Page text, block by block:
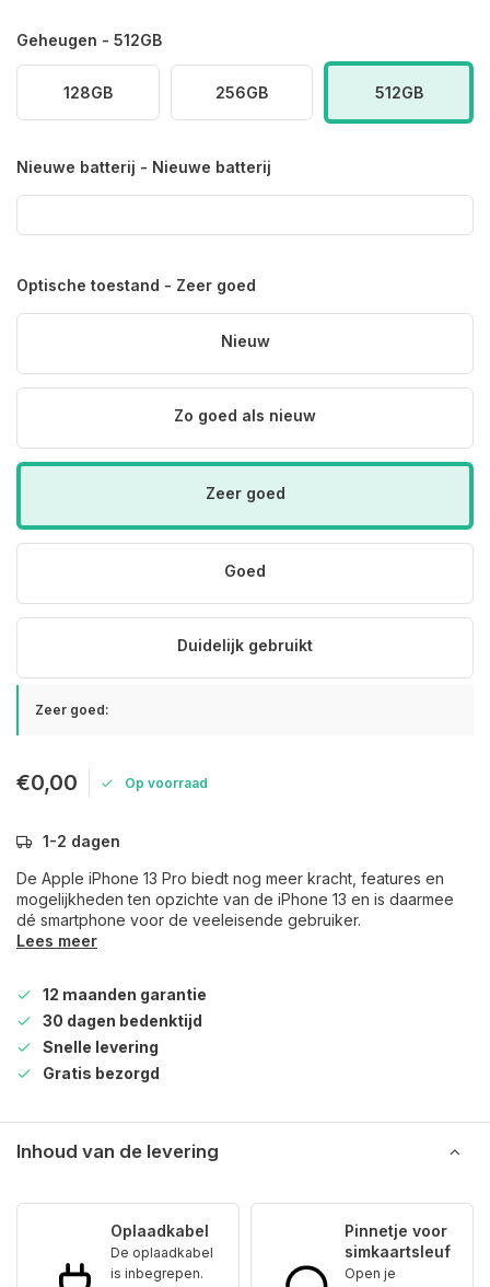
Geheugen - 512GB
128GB 256GB 512GB
Nieuwe batterij - Nieuwe batterij
Optische toestand - Zeer goed
Nieuw
Zo goed als nieuw
Zeer goed
Goed
Duidelijk gebruikt
Zeer goed:
€0,00 Op voorraad
1-2 dagen
De Apple iPhone 13 Pro biedt nog meer kracht, features en
mogelijkheden ten opzichte van de iPhone 13 en is daarmee
dé smartphone voor de veeleisende gebruiker.
Lees meer
12 maanden garantie
30 dagen bedenktijd
Snelle levering
Gratis bezorgd
Inhoud van de levering
Oplaadkabel
De oplaadkabel
is inbegrepen.
Pinnetje voor
simkaartsleuf
Open je